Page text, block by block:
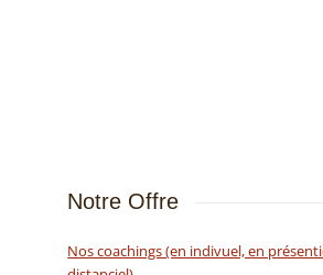
Notre Offre
Nos coachings (en indivuel, en